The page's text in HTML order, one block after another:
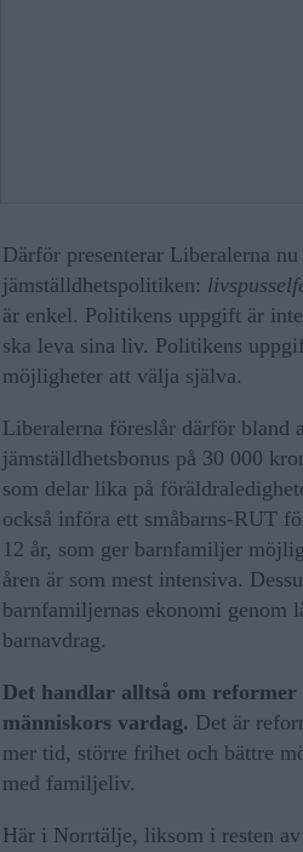
Därför presenterar Liberalerna
jämställdhetspolitiken:
är enkel. Politikens uppgift är
ska leva sina liv. Politikens
möjligheter att välja själva.
Liberalerna föreslår därför bland
jämställdhetsbonus på 30 000
som delar lika på
också införa ett småbarns-RUT
12 år, som ger barnfamiljer
åren är som mest intensiva.
barnfamiljernas ekonomi genom
barnavdrag.
Det handlar alltså om
människors vardag. Det är
mer tid, större frihet och bättre
med familjeliv.
Här i Norrtälje, liksom i resten